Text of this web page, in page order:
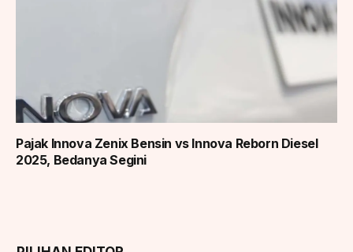
Pajak Innova Zenix Bensin vs Innova Reborn Diesel
2025, Bedanya Segini